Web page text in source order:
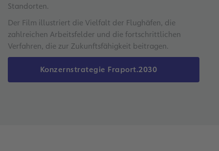
Standorten.
Der Film illustriert die Vielfalt der Flughäfen, die
zahlreichen Arbeitsfelder und die fortschrittlichen
Verfahren, die zur Zukunftsfähigkeit beitragen.
Konzernstrategie Fraport.2030